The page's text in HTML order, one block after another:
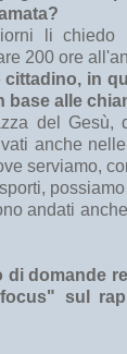
li
200 ore
in
base alle
del Gesù,
anche
serviamo,
andati
di domande
sul